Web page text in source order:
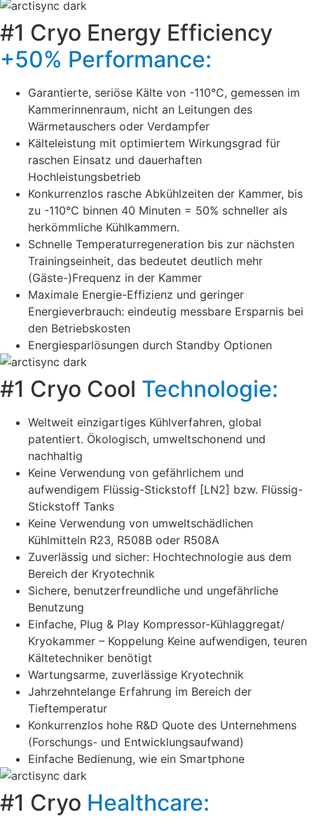
#1 Cryo Energy Efficiency
+50% Performance:
Garantierte, seriöse Kälte von -110°C, gemessen im
Kammerinnenraum, nicht an Leitungen des
Wärmetauschers oder Verdampfer
Kälteleistung mit optimiertem Wirkungsgrad für
raschen Einsatz und dauerhaften
Hochleistungsbetrieb
Konkurrenzlos rasche Abkühlzeiten der Kammer, bis
zu -110°C binnen 40 Minuten = 50% schneller als
herkömmliche Kühlkammern.
Schnelle Temperaturregeneration bis zur nächsten
Trainingseinheit, das bedeutet deutlich mehr
(Gäste-)Frequenz in der Kammer
Maximale Energie-Effizienz und geringer
Energieverbrauch: eindeutig messbare Ersparnis bei
den Betriebskosten
Energiesparlösungen durch Standby Optionen
#1 Cryo Cool Technologie:
Weltweit einzigartiges Kühlverfahren, global
patentiert. Ökologisch, umweltschonend und
nachhaltig
Keine Verwendung von gefährlichem und
aufwendigem Flüssig-Stickstoff [LN2] bzw. Flüssig-
Stickstoff Tanks
Keine Verwendung von umweltschädlichen
Kühlmitteln R23, R508B oder R508A
Zuverlässig und sicher: Hochtechnologie aus dem
Bereich der Kryotechnik
Sichere, benutzerfreundliche und ungefährliche
Benutzung
Einfache, Plug & Play Kompressor-Kühlaggregat/
Kryokammer – Koppelung Keine aufwendigen, teuren
Kältetechniker benötigt
Wartungsarme, zuverlässige Kryotechnik
Jahrzehntelange Erfahrung im Bereich der
Tieftemperatur
Konkurrenzlos hohe R&D Quote des Unternehmens
(Forschungs- und Entwicklungsaufwand)
Einfache Bedienung, wie ein Smartphone
#1 Cryo Healthcare: